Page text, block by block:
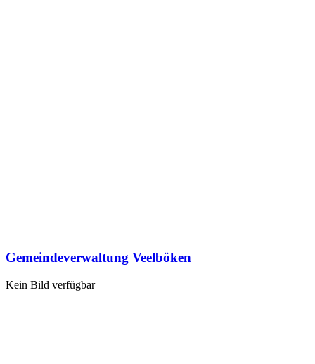
Gemeindeverwaltung Veelböken
Kein Bild verfügbar